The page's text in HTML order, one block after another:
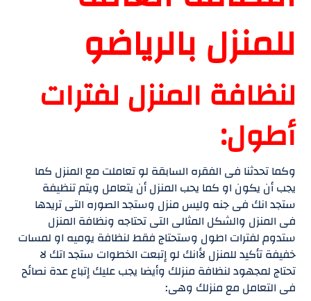
للمنزل بالرياضو
لنظافة المنزل لفترات
أطول:
وكما تحدثنا فى الفقره السابقة لو تعاملت مع المنزل كما
يجب أن يكون او كما يحب المنزل أن يتعامل ويتم تنظيفة
ستجد انك فى جنه وليس منزل وستجد الصوره التى تريدها
فى المنزل والشكل المثالى التى تحتاجه ونظافة المنزل
ستدوم لفترات اطول وستحتاج فقط لنظافة يوميه او لمسات
خفيفة تأكيد للمنزل لأانك لو إتبعت الخطوات ستجد اتك لا
تحتاج لمجهود لنظافة منزلك وأيضا يجب عليك إتباع عدة نصائح
فى التعامل مع منزلك وهى: